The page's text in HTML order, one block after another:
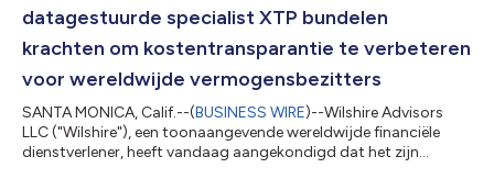
datagestuurde specialist XTP bundelen
krachten om kostentransparantie te verbeteren
voor wereldwijde vermogensbezitters
SANTA MONICA, Calif.--(BUSINESS WIRE)--Wilshire Advisors
LLC ("Wilshire"), een toonaangevende wereldwijde financiële
dienstverlener, heeft vandaag aangekondigd dat het zijn